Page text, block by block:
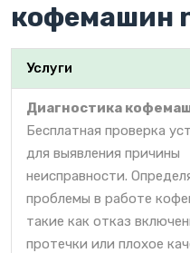
кофемашин
Услуги
Диагностика
Бесплатная проверка
для выявления причины
неисправности.
проблемы в работе
такие как отказ
протечки или плохое